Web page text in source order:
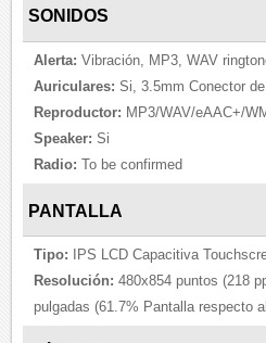
SONIDOS
Alerta: Vibración, MP3, WAV
Auriculares: Si, 3.5mm Conector
Reproductor: MP3/WAV/eAAC+/
Speaker: Si
Radio: To be confirmed
PANTALLA
Tipo: IPS LCD Capacitiva
Resolución: 480x854 puntos (218
pulgadas (61.7% Pantalla respecto